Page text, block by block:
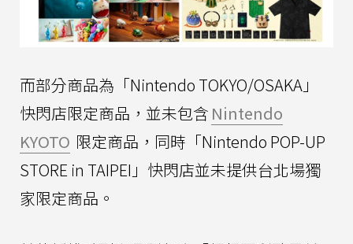
而部分商品為「Nintendo TOKYO/OSAKA」
快閃店限定商品，並未包含 Nintendo
KYOTO 限定商品，同時「Nintendo POP-UP
STORE in TAIPEI」快閃店並未提供台北場獨
家限定商品。